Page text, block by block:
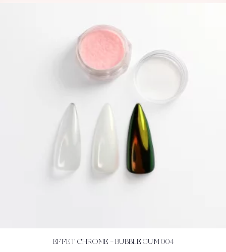
ACHETEZ DÉTAILS
EFFET CHROME – BUBBLE GUM 004